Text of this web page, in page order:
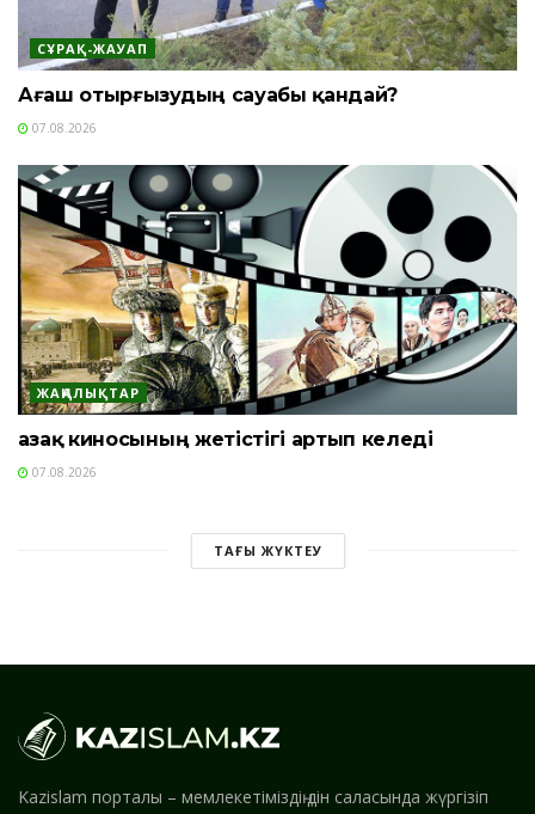
СҰРАҚ-ЖАУАП
Ағаш отырғызудың сауабы қандай?
07.08.2026
ЖАҢАЛЫҚТАР
Қазақ киносының жетістігі артып келеді
07.08.2026
ТАҒЫ ЖҮКТЕУ
Kazislam порталы – мемлекетіміздің дін саласында жүргізіп